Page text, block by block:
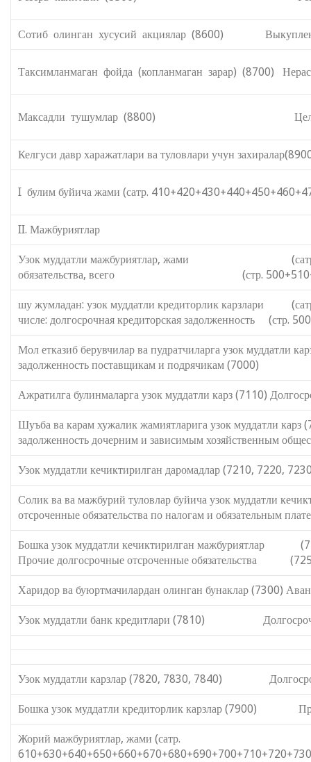
Сотиб олинган хусусий акциялар (8600)
Таксимланмаган фойда (копланмаган зарар) (8700)
Максадли тушумлар (8800) Целевые
Келгуси давр харажатлари ва туловлари учун
I булим буйича жами (сатр.
II. Мажбуриятлар II.
Узок муддатли мажбуриятлар, жами (сатр.
обязательства, всего (стр.
шу жумладан: узок муддатли
числе: долгосрочная кредиторская задолженность (стр.
Мол етказиб берувчилар ва
задолженность поставщикам и подрячикам (7000)
Ажратилга булинмаларга узок муддатли карз (7110)
Шуъба ва карам хужалик
задолженность дочерним и зависимым хозяйственным
Узок муддатли кечиктирилган даромадлар (7210, 7220,
Солик ва ва мажбурий туловлар буйича узок
отсроченные обязательства по налогам и обязательным
Бошка узок муддатли
Прочие долгосрочные отсроченные обязательства
Харидор ва буюртмачилардан олинган бунаклар (7300)
Узок муддатли банк кредитлари (7810)
Узок муддатли карзлар (7820, 7830, 7840)
Бошка узок муддатли кредиторлик карзлар (7900)
Жорий мажбуриятлар, жами (сатр.